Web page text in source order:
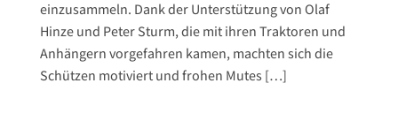
einzusammeln. Dank der Unterstützung von Olaf
Hinze und Peter Sturm, die mit ihren Traktoren und
Anhängern vorgefahren kamen, machten sich die
Schützen motiviert und frohen Mutes […]